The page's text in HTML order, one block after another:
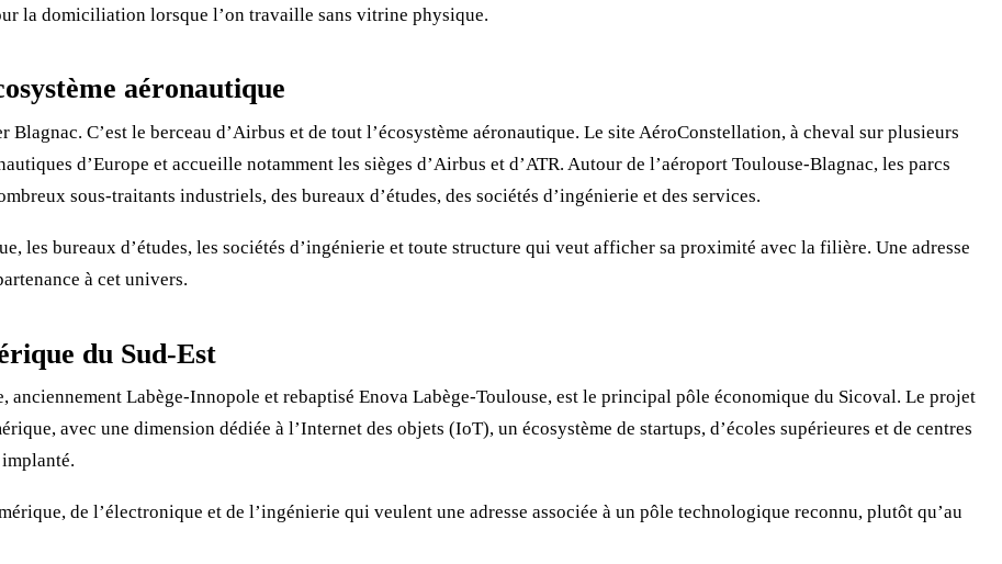
la domiciliation lorsque l’on travaille sans vitrine physique.
aéronautique
C’est le berceau d’Airbus et de tout l’écosystème aéronautique. Le site AéroConstellation, à cheval sur plusieurs
d’Europe et accueille notamment les sièges d’Airbus et d’ATR. Autour de l’aéroport Toulouse-Blagnac, les parcs
sous-traitants industriels, des bureaux d’études, des sociétés d’ingénierie et des services.
les bureaux d’études, les sociétés d’ingénierie et toute structure qui veut afficher sa proximité avec la filière. Une adresse
à cet univers.
du Sud-Est
anciennement Labège-Innopole et rebaptisé Enova Labège-Toulouse, est le principal pôle économique du Sicoval. Le projet
avec une dimension dédiée à l’Internet des objets (IoT), un écosystème de startups, d’écoles supérieures et de centres
de l’électronique et de l’ingénierie qui veulent une adresse associée à un pôle technologique reconnu, plutôt qu’au